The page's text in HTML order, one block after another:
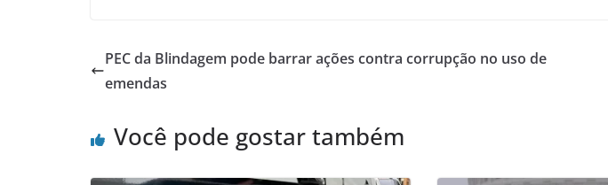
PEC da Blindagem pode barrar ações contra corrupção no uso de
emendas
Você pode gostar também